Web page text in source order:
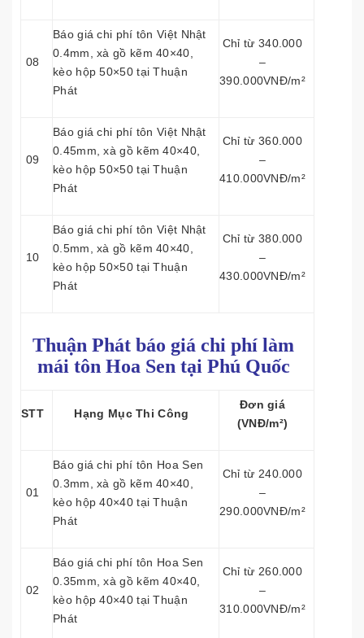
08
Báo giá chi phí tôn Việt Nhật
0.4mm, xà gồ kẽm 40×40,
kèo hộp 50×50 tại Thuận
Phát
Chỉ từ 340.000
–
390.000VNĐ/m²
09
Báo giá chi phí tôn Việt Nhật
0.45mm, xà gồ kẽm 40×40,
kèo hộp 50×50 tại Thuận
Phát
Chỉ từ 360.000
–
410.000VNĐ/m²
10
Báo giá chi phí tôn Việt Nhật
0.5mm, xà gồ kẽm 40×40,
kèo hộp 50×50 tại Thuận
Phát
Chỉ từ 380.000
–
430.000VNĐ/m²
Thuận Phát báo giá chi phí làm
mái tôn Hoa Sen tại Phú Quốc
STT Hạng Mục Thi Công
Đơn giá
(VNĐ/m²)
01
Báo giá chi phí tôn Hoa Sen
0.3mm, xà gồ kẽm 40×40,
kèo hộp 40×40 tại Thuận
Phát
Chỉ từ 240.000
–
290.000VNĐ/m²
02
Báo giá chi phí tôn Hoa Sen
0.35mm, xà gồ kẽm 40×40,
kèo hộp 40×40 tại Thuận
Phát
Chỉ từ 260.000
–
310.000VNĐ/m²